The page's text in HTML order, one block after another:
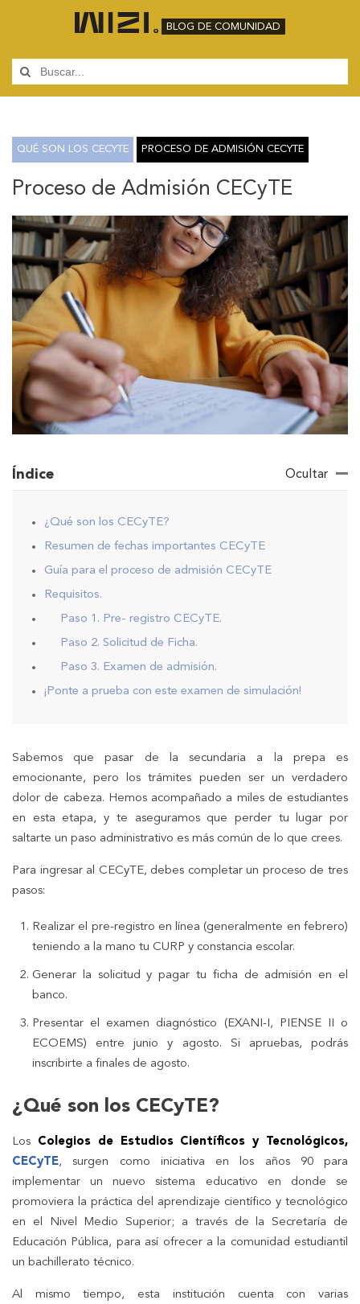
BLOG DE COMUNIDAD
QUÉ SON LOS CECYTE PROCESO DE ADMISIÓN CECYTE
Proceso de Admisión CECyTE
Índice Ocultar
¿Qué son los CECyTE?
Resumen de fechas importantes CECyTE
Guía para el proceso de admisión CECyTE
Requisitos.
Paso 1. Pre- registro CECyTE.
Paso 2. Solicitud de Ficha.
Paso 3. Examen de admisión.
¡Ponte a prueba con este examen de simulación!
Sabemos que pasar de la secundaria a la prepa es
emocionante, pero los trámites pueden ser un verdadero
dolor de cabeza. Hemos acompañado a miles de estudiantes
en esta etapa, y te aseguramos que perder tu lugar por
saltarte un paso administrativo es más común de lo que crees.
Para ingresar al CECyTE, debes completar un proceso de tres
pasos:
Realizar el pre-registro en línea (generalmente en febrero)
teniendo a la mano tu CURP y constancia escolar.
Generar la solicitud y pagar tu ficha de admisión en el
banco.
Presentar el examen diagnóstico (EXANI-I, PIENSE II o
ECOEMS) entre junio y agosto. Si apruebas, podrás
inscribirte a finales de agosto.
¿Qué son los CECyTE?
Los Colegios de Estudios Científicos y Tecnológicos,
CECyTE, surgen como iniciativa en los años 90 para
implementar un nuevo sistema educativo en donde se
promoviera la práctica del aprendizaje científico y tecnológico
en el Nivel Medio Superior; a través de la Secretaría de
Educación Pública, para así ofrecer a la comunidad estudiantil
un bachillerato técnico.
Al mismo tiempo, esta institución cuenta con varias